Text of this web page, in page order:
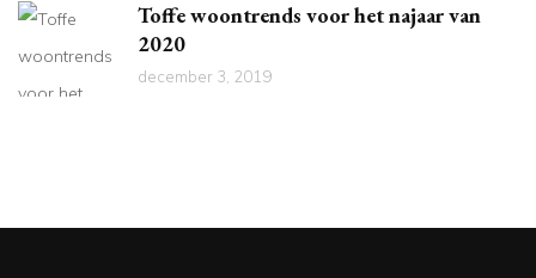
Toffe woontrends voor het najaar van
2020
december 3, 2019